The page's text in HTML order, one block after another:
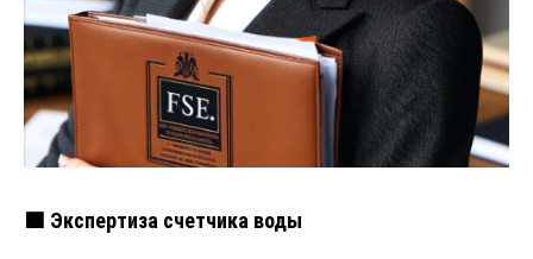
🟩 Экспертиза счетчика воды